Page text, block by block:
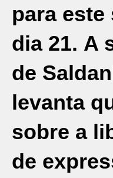
para este
dia 21. A
de
levanta
sobre a
de